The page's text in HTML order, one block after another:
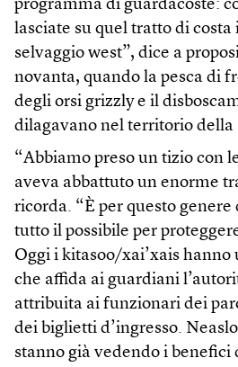
programma di guardacoste:
lasciate su quel tratto di
selvaggio west”, dice a
novanta, quando la pesca di
degli orsi grizzly e il
dilagavano nel territorio della
“Abbiamo preso un tizio con
aveva abbattuto un enorme
ricorda. “È per questo
tutto il possibile per
Oggi i kitasoo/xai’xais hanno
che affida ai guardiani
attribuita ai funzionari dei
dei biglietti d’ingresso.
stanno già vedendo i benefici